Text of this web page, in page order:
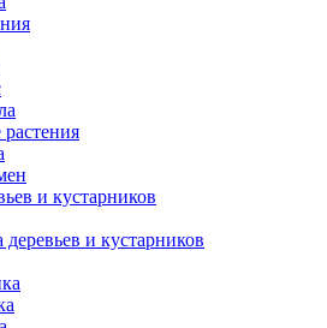
и кустарников
и кустарников